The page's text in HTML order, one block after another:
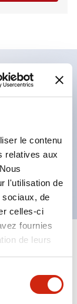
le contenu
relatives aux
l'utilisation de
de
celles-ci
fournies
de leurs
une